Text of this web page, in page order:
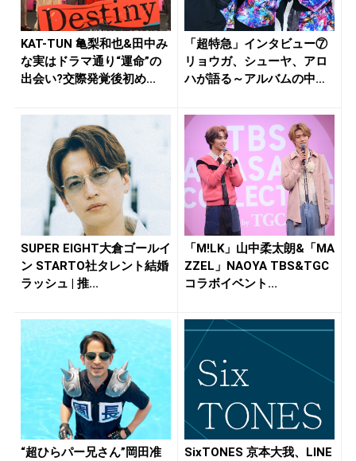
KAT-TUN 亀梨和也&田中み
な実はドラマ通り“運命”の
出会い?交際発覚後初め...
「超特急」インタビュー⑦
リョウガ、シューヤ、アロ
ハが語る～アルバムの中で
SUPER EIGHT大倉ゴールイ
ン STARTO社タレント結婚
ラッシュ | 推...
「M!LK」山中柔太朗&「MA
ZZEL」NAOYA TBS&TGC
コラボイベント...
“超ひらパー兄さん”岡田准
SixTONES 京本大我、LINE